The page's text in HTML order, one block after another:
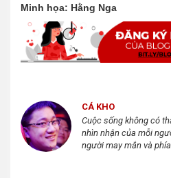
Minh họa: Hằng Nga
CÁ KHO
Cuộc sống không có
nhìn nhận của mỗi
người may mắn và